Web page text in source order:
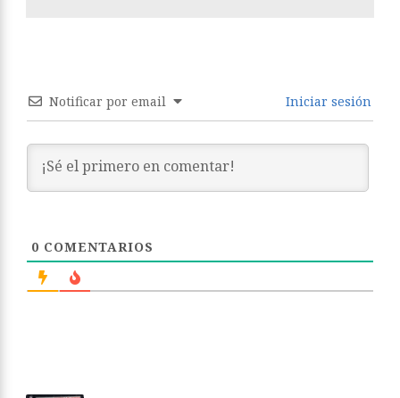
Notificar por email Iniciar sesión
0 COMENTARIOS